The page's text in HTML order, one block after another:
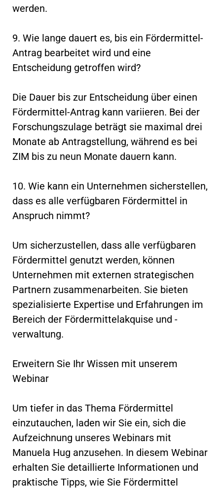
werden.
9. Wie lange dauert es, bis ein Fördermittel-
Antrag bearbeitet wird und eine
Entscheidung getroffen wird?
Die Dauer bis zur Entscheidung über einen
Fördermittel-Antrag kann variieren. Bei der
Forschungszulage beträgt sie maximal drei
Monate ab Antragstellung, während es bei
ZIM bis zu neun Monate dauern kann.
10. Wie kann ein Unternehmen sicherstellen,
dass es alle verfügbaren Fördermittel in
Anspruch nimmt?
Um sicherzustellen, dass alle verfügbaren
Fördermittel genutzt werden, können
Unternehmen mit externen strategischen
Partnern zusammenarbeiten. Sie bieten
spezialisierte Expertise und Erfahrungen im
Bereich der Fördermittelakquise und -
verwaltung.
Erweitern Sie Ihr Wissen mit unserem
Webinar
Um tiefer in das Thema Fördermittel
einzutauchen, laden wir Sie ein, sich die
Aufzeichnung unseres Webinars mit
Manuela Hug anzusehen. In diesem Webinar
erhalten Sie detaillierte Informationen und
praktische Tipps, wie Sie Fördermittel